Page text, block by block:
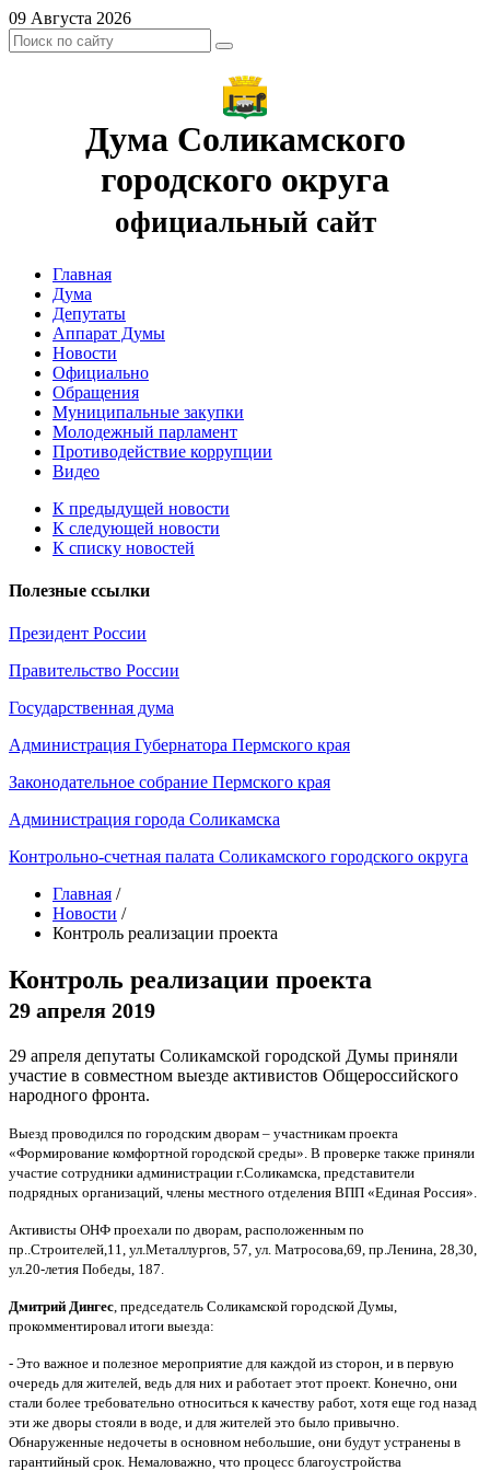
09 Августа 2026
Дума Соликамского
городского округа
официальный сайт
Главная
Дума
Депутаты
Аппарат Думы
Новости
Официально
Обращения
Муниципальные закупки
Молодежный парламент
Противодействие коррупции
Видео
К предыдущей новости
К следующей новости
К списку новостей
Полезные ссылки
Президент России
Правительство России
Государственная дума
Администрация Губернатора Пермского края
Законодательное собрание Пермского края
Администрация города Соликамска
Контрольно-счетная палата Соликамского городского округа
Главная /
Новости /
Контроль реализации проекта
Контроль реализации проекта
29 апреля 2019
29 апреля депутаты Соликамской городской Думы приняли
участие в совместном выезде активистов Общероссийского
народного фронта.
Выезд проводился по городским дворам – участникам проекта
«Формирование комфортной городской среды». В проверке также приняли
участие сотрудники администрации г.Соликамска, представители
подрядных организаций, члены местного отделения ВПП «Единая Россия».
Активисты ОНФ проехали по дворам, расположенным по
пр..Строителей,11, ул.Металлургов, 57, ул. Матросова,69, пр.Ленина, 28,30,
ул.20-летия Победы, 187.
Дмитрий Дингес, председатель Соликамской городской Думы,
прокомментировал итоги выезда:
- Это важное и полезное мероприятие для каждой из сторон, и в первую
очередь для жителей, ведь для них и работает этот проект. Конечно, они
стали более требовательно относиться к качеству работ, хотя еще год назад
эти же дворы стояли в воде, и для жителей это было привычно.
Обнаруженные недочеты в основном небольшие, они будут устранены в
гарантийный срок. Немаловажно, что процесс благоустройства